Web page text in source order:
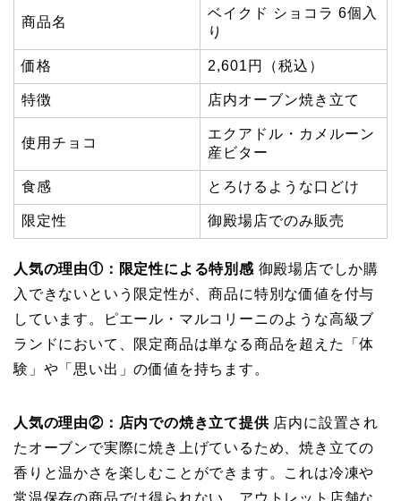
商品名
ベイクド ショコラ 6個入
り
価格 2,601円（税込）
特徴 店内オーブン焼き立て
使用チョコ
エクアドル・カメルーン
産ビター
食感 とろけるような口どけ
限定性 御殿場店でのみ販売
人気の理由①：限定性による特別感 御殿場店でしか購
入できないという限定性が、商品に特別な価値を付与
しています。ピエール・マルコリーニのような高級ブ
ランドにおいて、限定商品は単なる商品を超えた「体
験」や「思い出」の価値を持ちます。
人気の理由②：店内での焼き立て提供店内に設置され
たオーブンで実際に焼き上げているため、焼き立ての
香りと温かさを楽しむことができます。これは冷凍や
常温保存の商品では得られない、アウトレット店舗な